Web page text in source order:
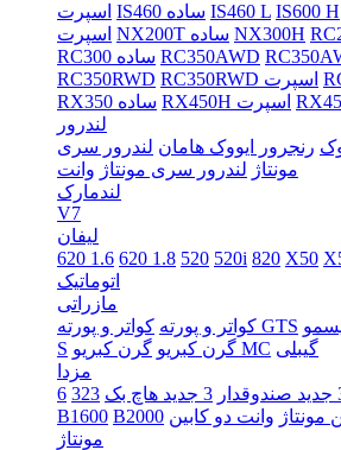
اسپرت
IS460 ساده IS460 L IS600 H
اسپرت
NX200T ساده NX300H
RC300 ساده RC350AWD
RC350RWD
RC350RWD اسپرت
RX350 ساده
RX450H اسپرت
لندرور
رنجرور ایووک هامان لندرور سری
مونتاژ لندرور سری مونتاژ وانت
لندمارک
V7
لیفان
620 1.6 620 1.8 520 520i 820 X50
اتوماتیک
مازراتی
کواتر و پورته کواتر و پورته GTS
S
گرن کبریو گرن کبریو MC گیبلی
مزدا
3 جدید هاچ بک 323
6
B1600 B2000 مونتاژ وانت دو کابین
مونتاژ